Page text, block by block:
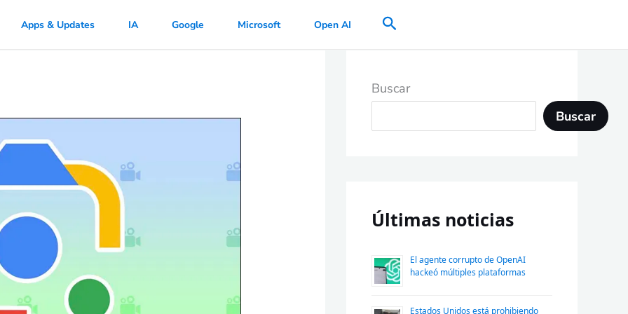
Apps & Updates IA Google Microsoft Open AI Buscar
Buscar
Buscar
Últimas noticias
El agente corrupto de OpenAI
hackeó múltiples plataformas
Estados Unidos está prohibiendo